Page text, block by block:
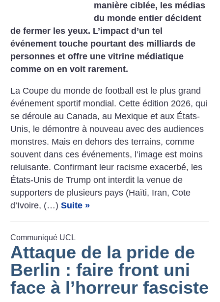
manière ciblée, les médias
du monde entier décident
de fermer les yeux. L’impact d’un tel
événement touche pourtant des milliards de
personnes et offre une vitrine médiatique
comme on en voit rarement.
La Coupe du monde de football est le plus grand
événement sportif mondial. Cette édition 2026, qui
se déroule au Canada, au Mexique et aux États-
Unis, le démontre à nouveau avec des audiences
­monstres. Mais en dehors des terrains, comme
souvent dans ces événements, l’image est moins
reluisante. Confirmant leur racisme exacerbé, les
États-Unis de Trump ont interdit la venue de
supporters de plusieurs pays (Haïti, Iran, Cote
d’Ivoire, (…)Suite »
Communiqué UCL
Attaque de la pride de
Berlin : faire front uni
face à l’horreur fasciste